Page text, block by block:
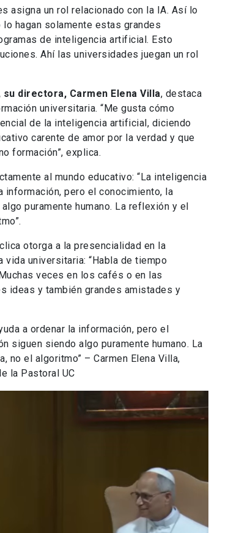
asigna un rol relacionado con la IA. Así lo
hagan solamente estas grandes
de inteligencia artificial. Esto
Ahí las universidades juegan un rol
su directora, Carmen Elena Villa, destaca
universitaria. “Me gusta cómo
de la inteligencia artificial, diciendo
carente de amor por la verdad y que
formación”, explica.
al mundo educativo: “La inteligencia
pero el conocimiento, la
puramente humano. La reflexión y el
otorga a la presencialidad en la
universitaria: “Habla de tiempo
veces en los cafés o en las
ideas y también grandes amistades y
a ordenar la información, pero el
siguen siendo algo puramente humano. La
el algoritmo” – Carmen Elena Villa,
la Pastoral UC